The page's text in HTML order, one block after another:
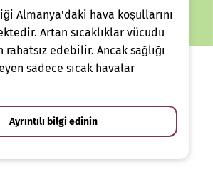
Almanya'daki hava koşullarını
Artan sıcaklıklar vücudu
edebilir. Ancak sağlığı
sadece sıcak havalar
Ayrıntılı bilgi edinin